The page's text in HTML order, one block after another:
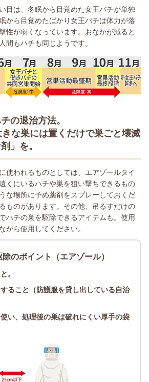
目は、冬眠から目覚めた女王バチが単独
から目覚めたばかり女王バチは体力が落
性が弱くなっています。おなかが減ると
間もハチも同じようです。
の退治方法。
な巣には置くだけで巣ごと壊滅
」を。
使われるものとしては、エアゾールタイ
くにいるハチや巣を狙い撃ちできるもの
な場所に予め薬剤をスプレーしておくだ
ものがあります。その他、吊るすだけの
ハチの巣を駆除できるアイテムも。使用
がら使用してください。
のポイント（エアゾール）
。
ること（防護服を貸し出している自治
い、処理後の巣は破れにくい厚手の袋